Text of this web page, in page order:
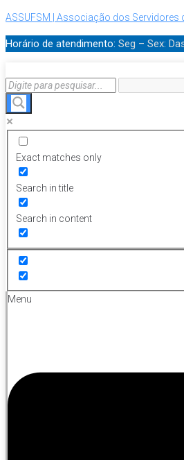
ASSUFSM | Associação dos Servidores
Horário de atendimento: Seg – Sex:
Exact matches only
Search in title
Search in content
Menu